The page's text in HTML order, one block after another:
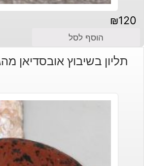
₪120
הוסף לסל
תליון בשיבוץ אובסדיאן